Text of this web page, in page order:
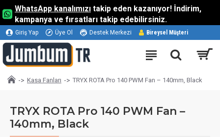
WhatsApp kanalımızı takip eden kazanıyor! İndirim,
kampanya ve fırsatları takip edebilirsiniz.
Giriş Yap Üye Ol Destek Merkezi Bireysel Müşteri
Kasa Fanları TRYX ROTA Pro 140 PWM Fan – 140mm, Black
TRYX ROTA Pro 140 PWM Fan –
140mm, Black